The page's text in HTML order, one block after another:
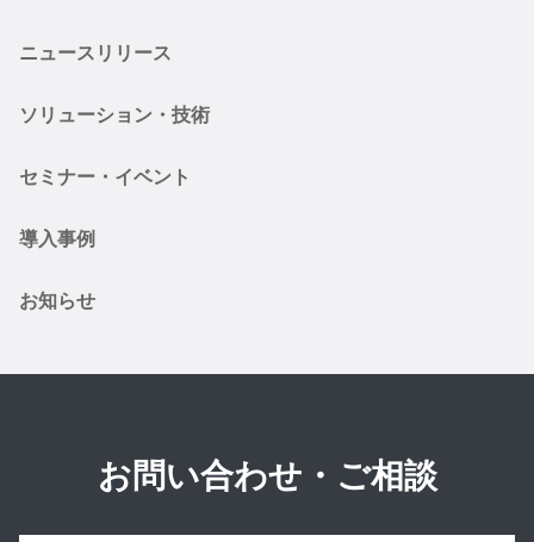
ニュースリリース
ソリューション・技術
セミナー・イベント
導入事例
お知らせ
お問い合わせ・ご相談